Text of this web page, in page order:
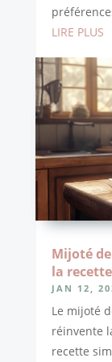
LIRE PLUS
Mijoté
la
JAN 12,
Le mijoté
réinvente
recette